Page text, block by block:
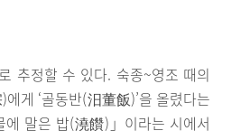
추정할 수 있다. 숙종~영조 때의
게 ‘골동반(汨董飯)’을 올렸다는
말은 밥(澆饡)」이라는 시에서